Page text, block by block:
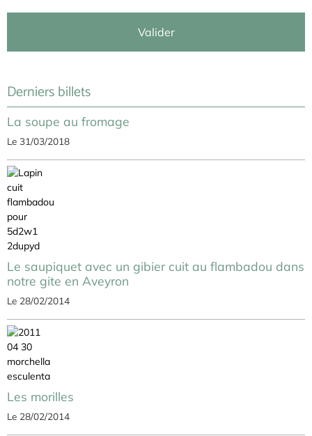
Valider
Derniers billets
La soupe au fromage
Le 31/03/2018
Le saupiquet avec un gibier cuit au flambadou dans
notre gite en Aveyron
Le 28/02/2014
Les morilles
Le 28/02/2014